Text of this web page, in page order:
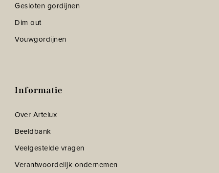
Gesloten gordijnen
Dim out
Vouwgordijnen
Informatie
Over Artelux
Beeldbank
Veelgestelde vragen
Verantwoordelijk ondernemen